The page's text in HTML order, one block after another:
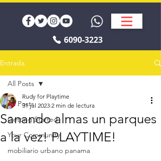
6090-3223
Entrada
All Posts
Getting Started
Your Community
mobiliario urbano panama
All Posts
Sanando almas un parques
a la vez! PLAYTIME!
Rudy for Playtime
31 jul 2023 2 min de lectura